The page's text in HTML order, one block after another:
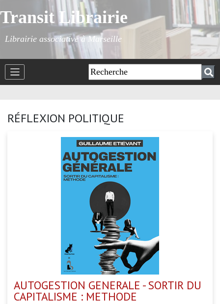
Transit Librairie
Librairie associative à Marseille
RÉFLEXION POLITIQUE
AUTOGESTION GENERALE - SORTIR DU
CAPITALISME : METHODE